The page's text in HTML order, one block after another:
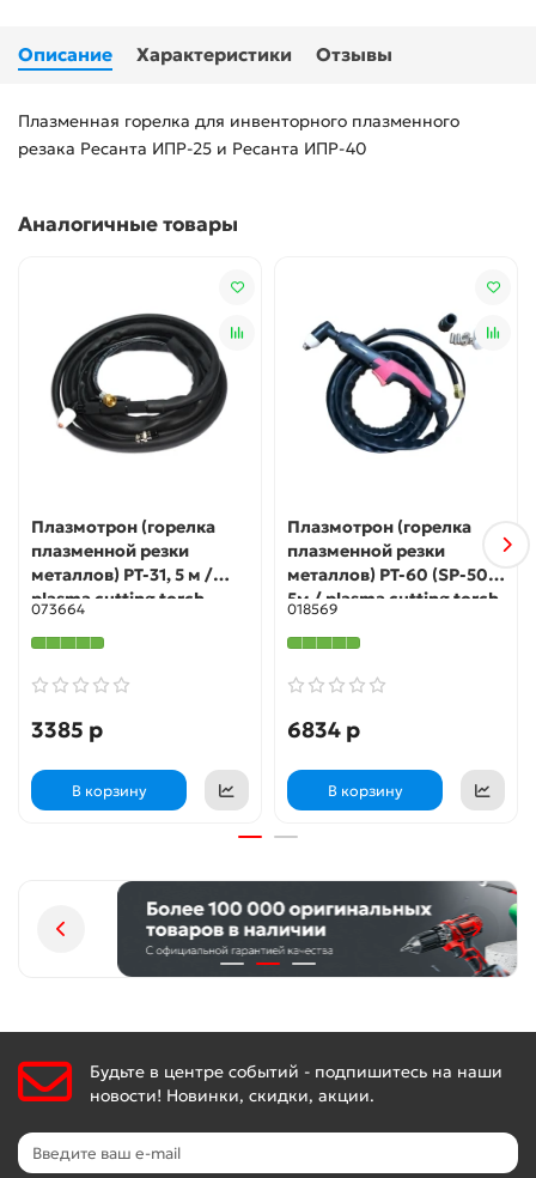
Описание Характеристики Отзывы
Плазменная горелка для инвенторного плазменного
резака Ресанта ИПР-25 и Ресанта ИПР-40
Аналогичные товары
Плазмотрон (горелка
плазменной резки
металлов) PT-31, 5 м /
plasma cutting torch
073664
3385 р
В корзину
Плазмотрон (горелка
плазменной резки
металлов) PT-60 (SP-50),
5м / plasma cutting torch
018569
6834 р
В корзину
Будьте в центре событий - подпишитесь на наши
новости! Новинки, скидки, акции.